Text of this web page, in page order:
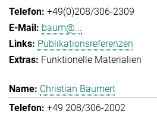
+49(0)208/306-2309
baum@...
Publikationsreferenzen
Funktionelle Materialien
Christian Baumert
+49 208/306-2002